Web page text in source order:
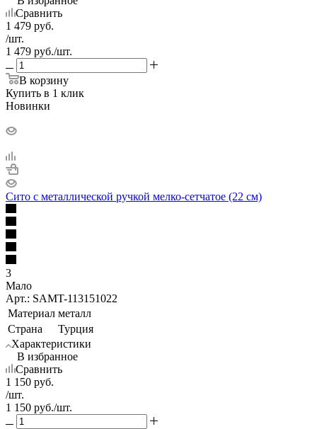
Сравнить
1 479 руб.
/шт.
1 479 руб./шт.
В корзину
Купить в 1 клик
Новинки
Сито с металлической ручкой мелко-сетчатое (22 см)
3
Мало
Арт.: SAMT-113151022
Материал металл
Страна
Турция
Характеристики
В избранное
Сравнить
1 150 руб.
/шт.
1 150 руб./шт.